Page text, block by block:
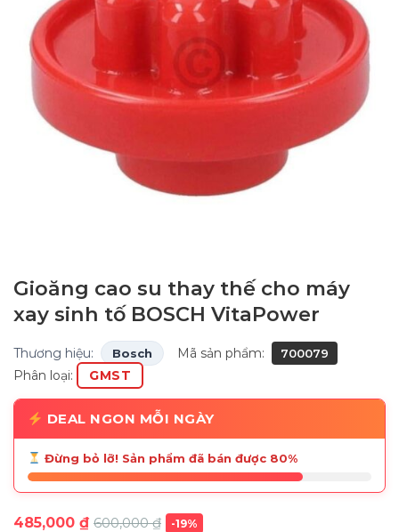
Gioăng cao su thay thế cho máy
xay sinh tố BOSCH VitaPower
Thương hiệu: Bosch Mã sản phẩm: 700079
Phân loại: GMST
DEAL NGON MỖI NGÀY
Đừng bỏ lỡ! Sản phẩm đã bán được 80%
485,000 ₫ 600,000₫ -19%